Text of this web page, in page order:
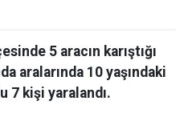
5 aracın karıştığı
aralarında 10 yaşındaki
7 kişi yaralandı.